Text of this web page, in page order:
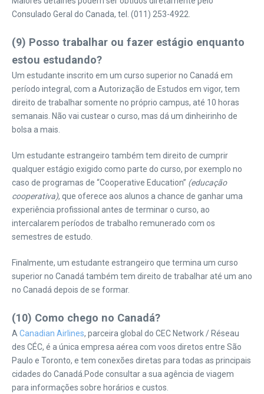
Consulado Geral do Canada, tel. (011) 253-4922.
(9) Posso trabalhar ou fazer estágio enquanto
estou estudando?
Um estudante inscrito em um curso superior no Canadá em
período integral, com a Autorização de Estudos em vigor, tem
direito de trabalhar somente no próprio campus, até 10 horas
semanais. Não vai custear o curso, mas dá um dinheirinho de
bolsa a mais.
Um estudante estrangeiro também tem direito de cumprir
qualquer estágio exigido como parte do curso, por exemplo no
caso de programas de “Cooperative Education” (educação
cooperativa), que oferece aos alunos a chance de ganhar uma
experiência profissional antes de terminar o curso, ao
intercalarem períodos de trabalho remunerado com os
semestres de estudo.
Finalmente, um estudante estrangeiro que termina um curso
superior no Canadá também tem direito de trabalhar até um ano
no Canadá depois de se formar.
(10) Como chego no Canadá?
A Canadian Airlines, parceira global do CEC Network / Réseau
des CÉC, é a única empresa aérea com voos diretos entre São
Paulo e Toronto, e tem conexões diretas para todas as principais
cidades do Canadá.Pode consultar a sua agência de viagem
para informações sobre horários e custos.